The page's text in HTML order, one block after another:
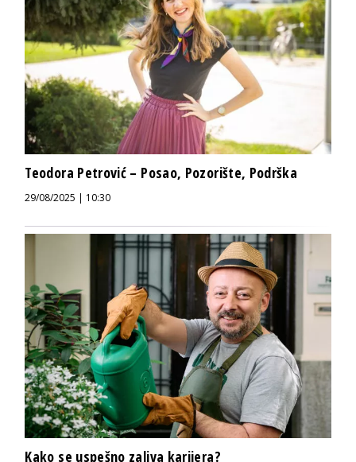
Teodora Petrović – Posao, Pozorište, Podrška
29/08/2025 | 10:30
Kako se uspešno zaliva karijera?